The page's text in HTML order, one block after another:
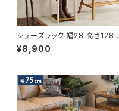
シューズラック 幅28 高さ128
シューズボックス オープンラック
シェルフ マルチラック 下駄箱 靴
¥8,900